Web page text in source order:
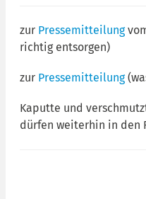
zur Pressemitteilung
richtig entsorgen)
zur Pressemitteilung
Kaputte und
dürfen weiterhin in den